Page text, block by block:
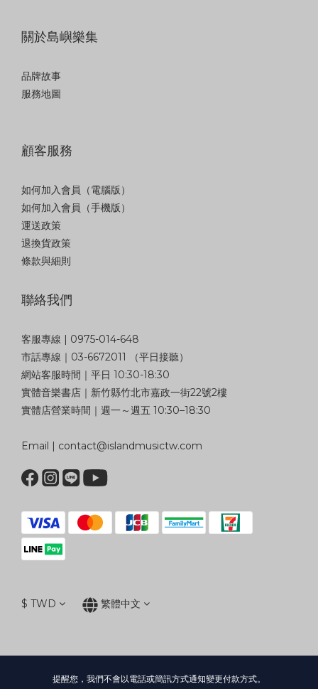
關於島嶼樂集
品牌故事
服務地圖
顧客服務
如何加入會員（電腦版）
如何加入會員（手機版）
運送政策
退換貨政策
條款與細則
聯絡我們
客服專線 | 0975-014-648
市話專線｜03-6672011 （平日接聽）
網站客服時間｜平日 10:30-18:30
實體音樂書店｜新竹縣竹北市嘉政一街22號2樓
實體店營業時間｜週一～週五 10:30–18:30
Email | contact@islandmusictw.com
$ TWD 繁體中文
提醒您，我們不會以電話或簡訊方式通知變更付款方式。